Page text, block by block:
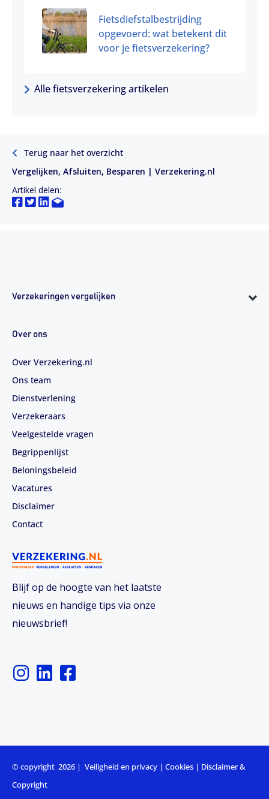
Fietsdiefstalbestrijding
opgevoerd: wat betekent dit
voor je fietsverzekering?
Alle fietsverzekering artikelen
Terug naar het overzicht
Vergelijken, Afsluiten, Besparen | Verzekering.nl
Artikel delen:
Blijf op de hoogte van het laatste
nieuws en handige tips via onze
nieuwsbrief!
I
n
g
r
a
L
i
d
i
n
F
a
o
o
Verzekeringen vergelijken
Over ons
Over Verzekering.nl
Ons team
Dienstverlening
Verzekeraars
Veelgestelde vragen
Begrippenlijst
Beloningsbeleid
Vacatures
Disclaimer
Contact
© copyright 2026 | Veiligheid en privacy | Cookies | Disclaimer &
Copyright